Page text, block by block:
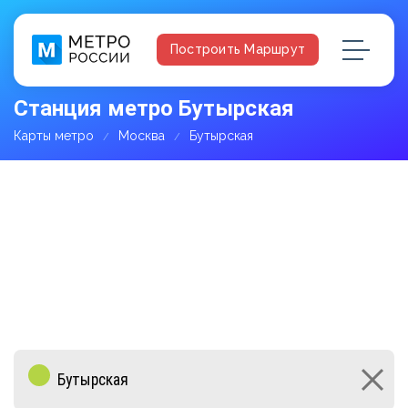
Построить Маршрут
Станция метро Бутырская
Карты метро Москва Бутырская